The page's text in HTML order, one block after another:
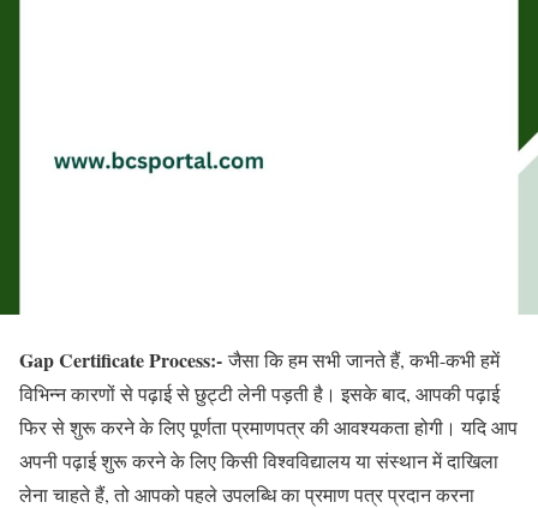
Gap Certificate Process:-जैसा कि हम सभी जानते हैं, कभी-कभी हमें
विभिन्न कारणों से पढ़ाई से छुट्टी लेनी पड़ती है। इसके बाद, आपकी पढ़ाई
फिर से शुरू करने के लिए पूर्णता प्रमाणपत्र की आवश्यकता होगी। यदि आप
अपनी पढ़ाई शुरू करने के लिए किसी विश्वविद्यालय या संस्थान में दाखिला
लेना चाहते हैं, तो आपको पहले उपलब्धि का प्रमाण पत्र प्रदान करना